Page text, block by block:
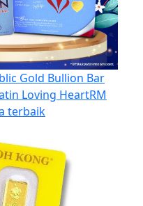
Gold Bullion Bar
Loving HeartRM
terbaik